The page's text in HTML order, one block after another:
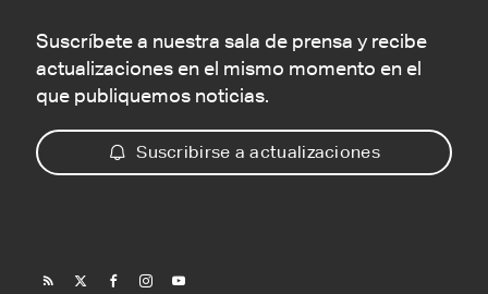
Suscríbete a nuestra sala de prensa y recibe
actualizaciones en el mismo momento en el
que publiquemos noticias.
Suscribirse a actualizaciones